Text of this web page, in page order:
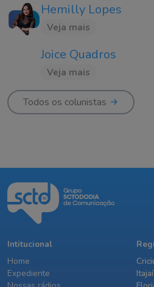
Hemilly Lopes
Veja mais
Joice Quadros
Veja mais
Todos os colunistas
Intitucional
Home
Expediente